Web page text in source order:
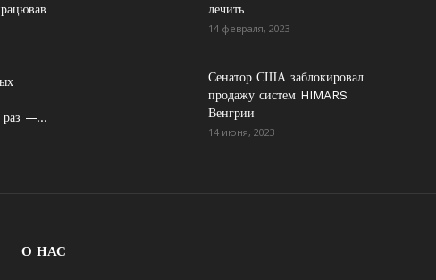
раз —...
лечить
14 февраля, 2023
Сенатор США заблокировал
продажу систем HIMARS
Венгрии
14 июня, 2023
О НАС